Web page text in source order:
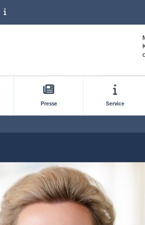
Presse Service